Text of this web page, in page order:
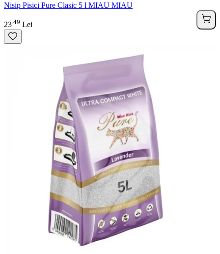
Nisip Pisici Pure Clasic 5 l MIAU MIAU
23 49 Lei